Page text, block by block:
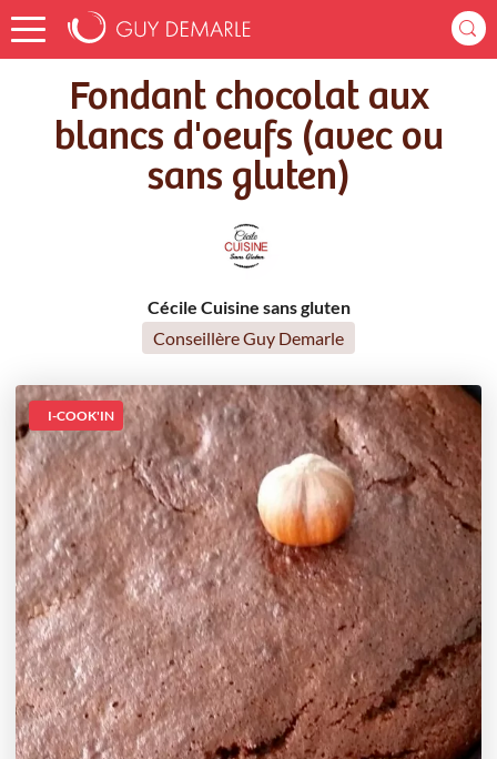
Accueil
Recettes
Fondant chocolat aux blancs d'oeufs (avec ou sans gluten)
Fondant chocolat aux
blancs d'oeufs (avec ou
sans gluten)
Cécile Cuisine sans gluten
Conseillère Guy Demarle
I-COOK'IN